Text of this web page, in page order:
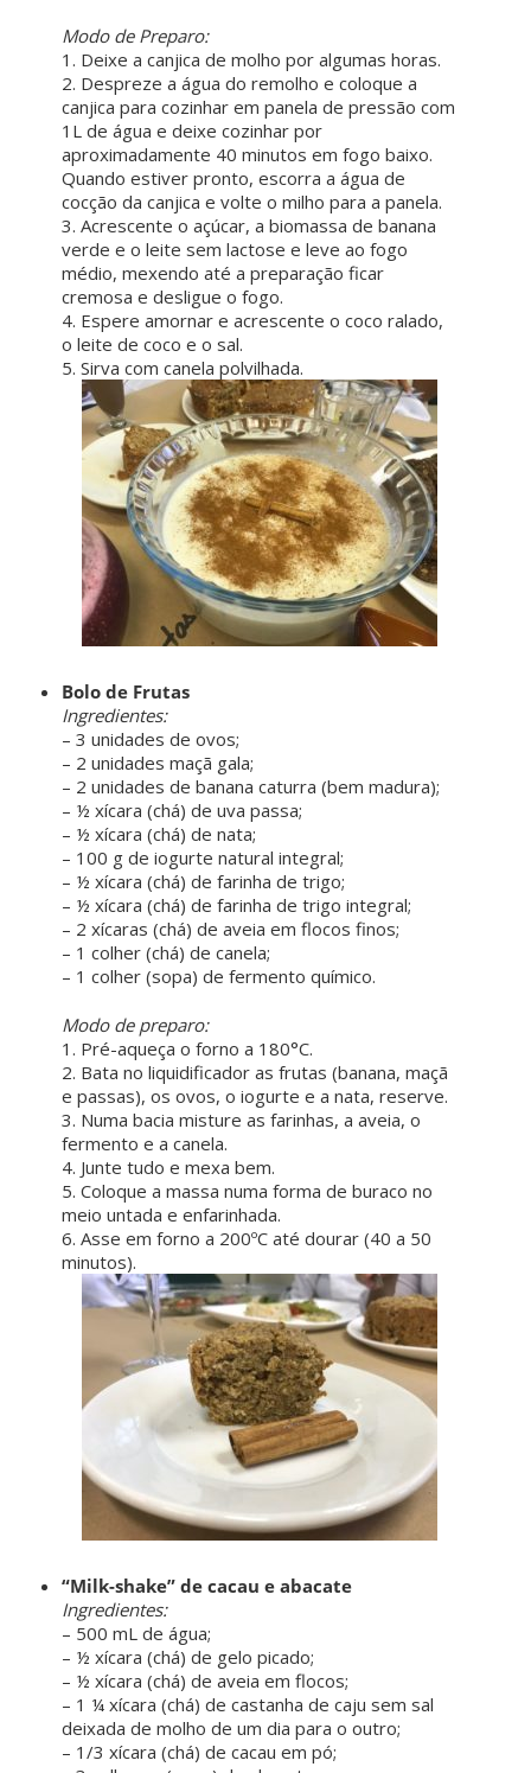
Modo de Preparo:
1. Deixe a canjica de molho por algumas horas.
2. Despreze a água do remolho e coloque a
canjica para cozinhar em panela de pressão com
1L de água e deixe cozinhar por
aproximadamente 40 minutos em fogo baixo.
Quando estiver pronto, escorra a água de
cocção da canjica e volte o milho para a panela.
3. Acrescente o açúcar, a biomassa de banana
verde e o leite sem lactose e leve ao fogo
médio, mexendo até a preparação ficar
cremosa e desligue o fogo.
4. Espere amornar e acrescente o coco ralado,
o leite de coco e o sal.
5. Sirva com canela polvilhada.
Bolo de Frutas
Ingredientes:
– 3 unidades de ovos;
– 2 unidades maçã gala;
– 2 unidades de banana caturra (bem madura);
– ½ xícara (chá) de uva passa;
– ½ xícara (chá) de nata;
– 100 g de iogurte natural integral;
– ½ xícara (chá) de farinha de trigo;
– ½ xícara (chá) de farinha de trigo integral;
– 2 xícaras (chá) de aveia em flocos finos;
– 1 colher (chá) de canela;
– 1 colher (sopa) de fermento químico.
Modo de preparo:
1. Pré-aqueça o forno a 180°C.
2. Bata no liquidificador as frutas (banana, maçã
e passas), os ovos, o iogurte e a nata, reserve.
3. Numa bacia misture as farinhas, a aveia, o
fermento e a canela.
4. Junte tudo e mexa bem.
5. Coloque a massa numa forma de buraco no
meio untada e enfarinhada.
6. Asse em forno a 200ºC até dourar (40 a 50
minutos).
“Milk-shake” de cacau e abacate
Ingredientes:
– 500 mL de água;
– ½ xícara (chá) de gelo picado;
– ½ xícara (chá) de aveia em flocos;
– 1 ¼ xícara (chá) de castanha de caju sem sal
deixada de molho de um dia para o outro;
– 1/3 xícara (chá) de cacau em pó;